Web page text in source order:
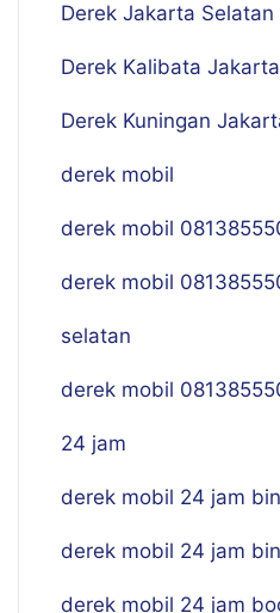
Derek Jakarta
Derek Kalibata
Derek Kuningan
derek mobil
derek mobil
derek mobil
selatan
derek mobil
24 jam
derek mobil 24 jam
derek mobil 24 jam
derek mobil 24 jam